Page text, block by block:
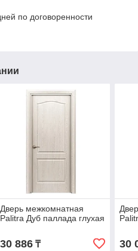
по договоренности
Дверь межкомнатная
Palitra Дуб паллада глухая
30 886₸ 30